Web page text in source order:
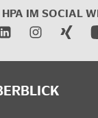
HPA IM SOCIAL